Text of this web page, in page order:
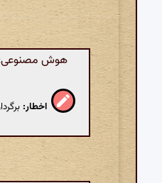
هوش مصنوعی:
اخطار: